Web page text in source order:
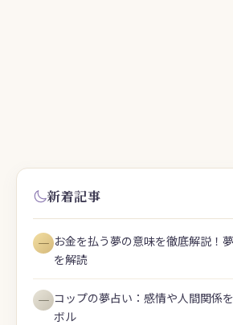
新着記事
― お金を払う夢の意味を徹底解説！
を解読
― コップの夢占い：感情や人間関係
ボル